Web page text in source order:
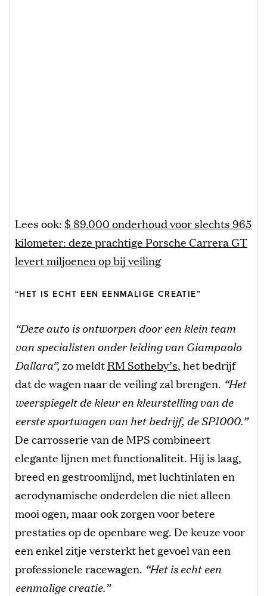
Lees ook:$ 89.000 onderhoud voor slechts 965
kilometer: deze prachtige Porsche Carrera GT
levert miljoenen op bij veiling
“HET IS ECHT EEN EENMALIGE CREATIE”
“Deze auto is ontworpen door een klein team
van specialisten onder leiding van Giampaolo
Dallara”, zo meldtRM Sotheby’s, het bedrijf
dat de wagen naar de veiling zal brengen. “Het
weerspiegelt de kleur en kleurstelling van de
eerste sportwagen van het bedrijf, de SP1000.”
De carrosserie van de MPS combineert
elegante lijnen met functionaliteit. Hij is laag,
breed en gestroomlijnd, met luchtinlaten en
aerodynamische onderdelen die niet alleen
mooi ogen, maar ook zorgen voor betere
prestaties op de openbare weg. De keuze voor
een enkel zitje versterkt het gevoel van een
professionele racewagen. “Het is echt een
eenmalige creatie.”